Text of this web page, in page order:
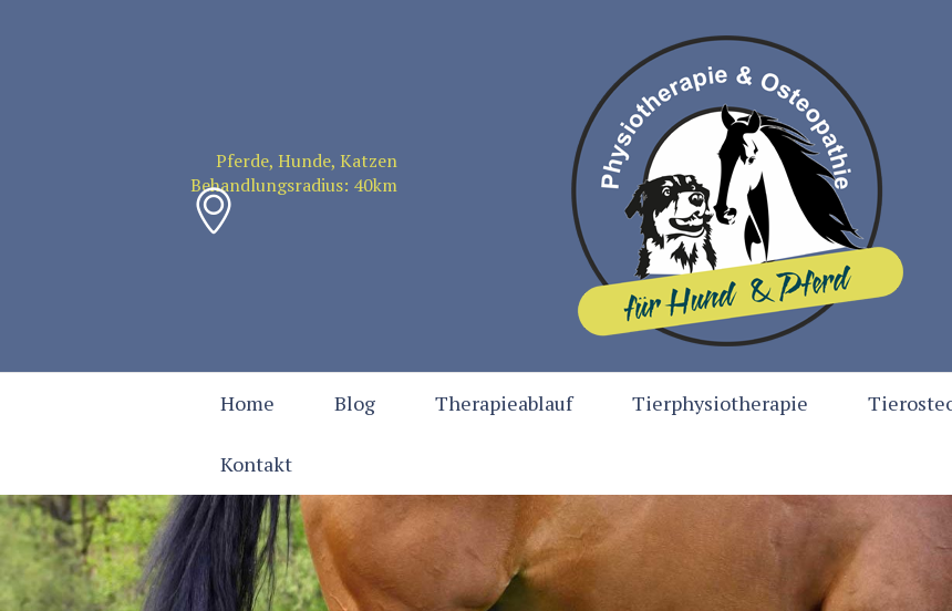
Pferde, Hunde, Katzen
Behandlungsradius: 40km
Home Blog Therapieablauf Tierphysiotherapie
Kontakt